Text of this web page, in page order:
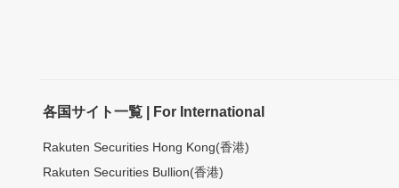
各国サイト一覧 | For International
Rakuten Securities Hong Kong(香港)
Rakuten Securities Bullion(香港)